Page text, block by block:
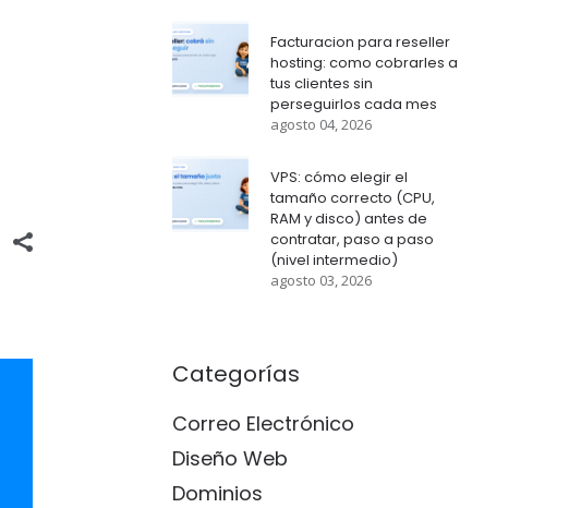
Facturacion para reseller
hosting: como cobrarles a
tus clientes sin
perseguirlos cada mes
agosto 04, 2026
VPS: cómo elegir el
tamaño correcto (CPU,
RAM y disco) antes de
contratar, paso a paso
(nivel intermedio)
agosto 03, 2026
Categorías
Correo Electrónico
Diseño Web
Dominios